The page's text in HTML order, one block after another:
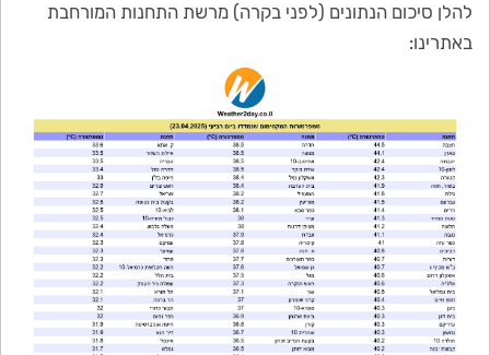
להלן סיכום הנתונים (לפני בקרה) מרשת התחנות המורחבת
באתרינו: